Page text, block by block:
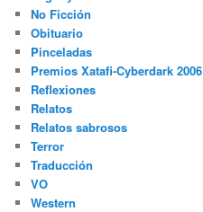
No Ficción
Obituario
Pinceladas
Premios Xatafi-Cyberdark 2006
Reflexiones
Relatos
Relatos sabrosos
Terror
Traducción
VO
Western